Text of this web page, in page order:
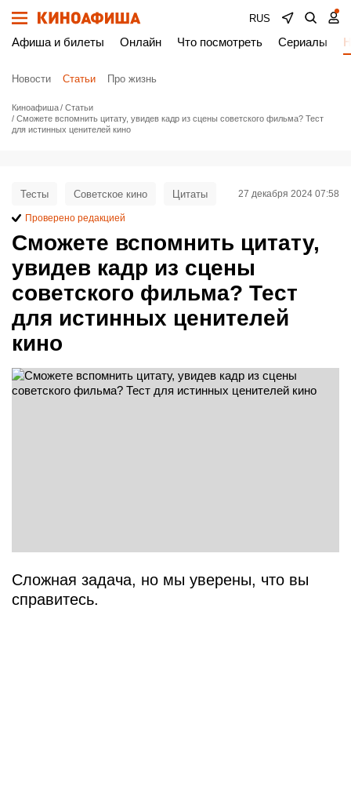
RUS
Афиша и билеты Онлайн Что посмотреть Сериалы
Новости Статьи Про жизнь
Киноафиша
Статьи
Сможете вспомнить цитату, увидев кадр из сцены советского фильма? Тест
для истинных ценителей кино
Сможете вспомнить цитату,
увидев кадр из сцены
советского фильма? Тест
для истинных ценителей
кино
Тесты Советское кино Цитаты 27 декабря 2024 07:58
Проверено редакцией
Сложная задача, но мы уверены, что вы
справитесь.